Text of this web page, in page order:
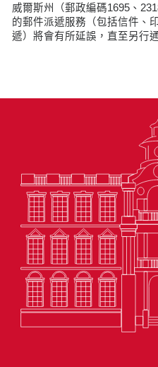
威爾斯州（郵政編碼1695、
的郵件派遞服務（包括信件、
遞）將會有所延誤，直至另行